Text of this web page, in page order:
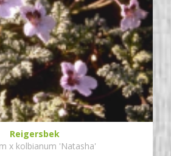
Reigersbek
x kolbianum 'Natasha'